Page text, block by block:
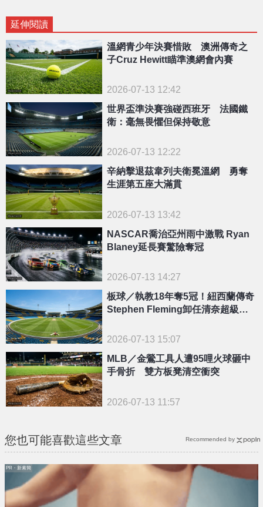
延伸閱讀
溫網青少年決賽惜敗 澳洲傳奇之
子Cruz Hewitt瞄準澳網會內賽
2026-07-13 12:42
世界盃準決賽強碰西班牙 法國鐵
衛：毫無畏懼但保持敬意
2026-07-13 12:22
辛納擊退茲韋列夫衛冕溫網 勇奪
生涯第五座大滿貫
2026-07-13 13:42
NASCAR喬治亞州雨中激戰 Ryan
Blaney延長賽驚險奪冠
2026-07-13 14:27
板球／執教18年奪5冠！紐西蘭傳奇
Stephen Fleming卸任清奈超級國
2026-07-13 15:07
MLB／金鶯工具人遭95哩火球砸中
手骨折 雙方板凳清空衝突
2026-07-13 11:57
您也可能喜歡這些文章
PR・新素簡
Recommended by